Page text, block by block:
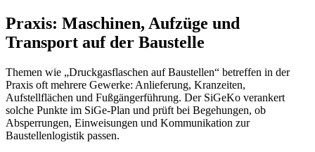
Praxis: Maschinen, Aufzüge und
Transport auf der Baustelle
Themen wie „Druckgasflaschen auf Baustellen“ betreffen in der
Praxis oft mehrere Gewerke: Anlieferung, Kranzeiten,
Aufstellflächen und Fußgängerführung. Der SiGeKo verankert
solche Punkte im SiGe-Plan und prüft bei Begehungen, ob
Absperrungen, Einweisungen und Kommunikation zur
Baustellenlogistik passen.